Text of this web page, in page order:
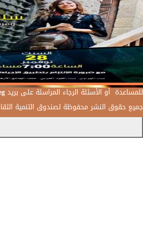
للمساعدة أو الأسئلة الرجاء المراسلة على بريد
جميع حقوق النشر محفوظة لصندوق التنمية